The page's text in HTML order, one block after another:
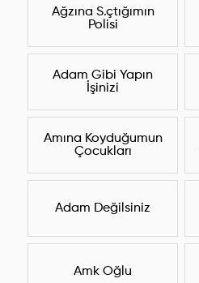
Ağzına S.çtığımın
Polisi
Adam Gibi Yapın
İşinizi
Amına Koyduğumun
Çocukları
Adam Değilsiniz
Amk Oğlu